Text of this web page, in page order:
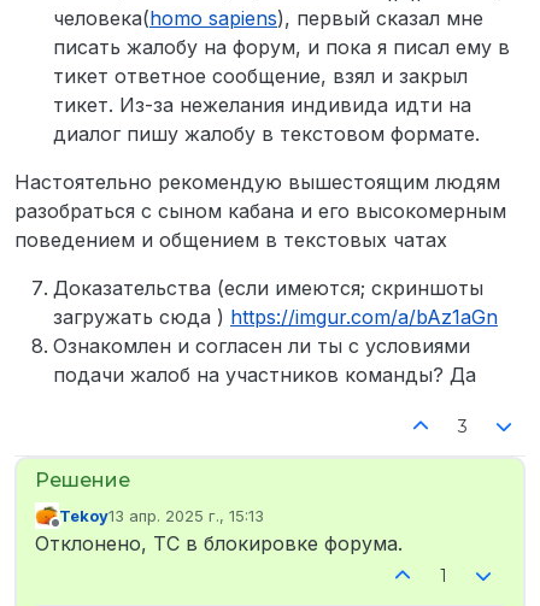
человека(homo sapiens), первый сказал мне
писать жалобу на форум, и пока я писал ему в
тикет ответное сообщение, взял и закрыл
тикет. Из-за нежелания индивида идти на
диалог пишу жалобу в текстовом формате.
Настоятельно рекомендую вышестоящим людям
разобраться с сыном кабана и его высокомерным
поведением и общением в текстовых чатах
Доказательства (если имеются; скриншоты
загружать сюда ) https://imgur.com/a/bAz1aGn
Ознакомлен и согласен ли ты с условиями
подачи жалоб на участников команды? Да
3
Не в сети
Tekoy13 апр. 2025 г., 15:13
отредактировано
Отклонено, ТС в блокировке форума.
1